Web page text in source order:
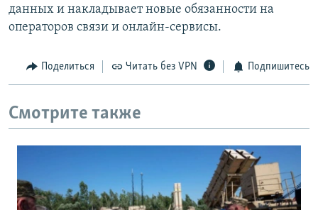
данных и накладывает новые обязанности на
операторов связи и онлайн-сервисы.
Поделиться Читать без VPN Подпишитесь
Смотрите также